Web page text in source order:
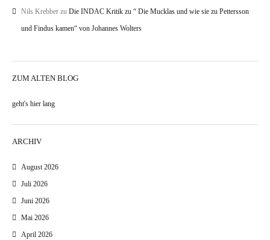
Nils Krebber zu Die INDAC Kritik zu “ Die Mucklas und wie sie zu Pettersson
und Findus kamen“ von Johannes Wolters
ZUM ALTEN BLOG
geht's hier lang
ARCHIV
August 2026
Juli 2026
Juni 2026
Mai 2026
April 2026